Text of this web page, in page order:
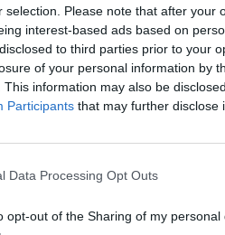
selection. Please note that after your
interest-based ads based on
to third parties prior to your
of your personal information by
This information may also be
Participants that may further disclose
Data Processing Opt Outs
opt-out of the Sharing of my personal
κρουσμάτων του
λεμονάδα – Εύκολη και